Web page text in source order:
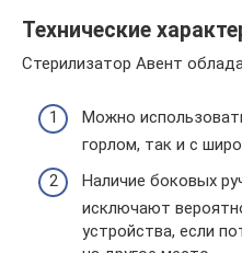
Технические
Стерилизатор Авент
Можно
горлом, так и с
Наличие боковых
исключают
устройства, если